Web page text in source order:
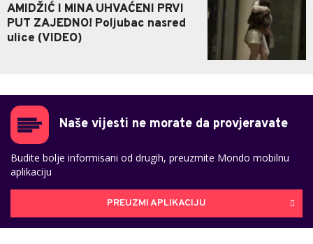
AMIDŽIĆ I MINA UHVAĆENI PRVI
PUT ZAJEDNO! Poljubac nasred
ulice (VIDEO)
Naše vijesti ne morate da provjeravate
Budite bolje informisani od drugih, preuzmite Mondo mobilnu
aplikaciju
PREUZMI APLIKACIJU